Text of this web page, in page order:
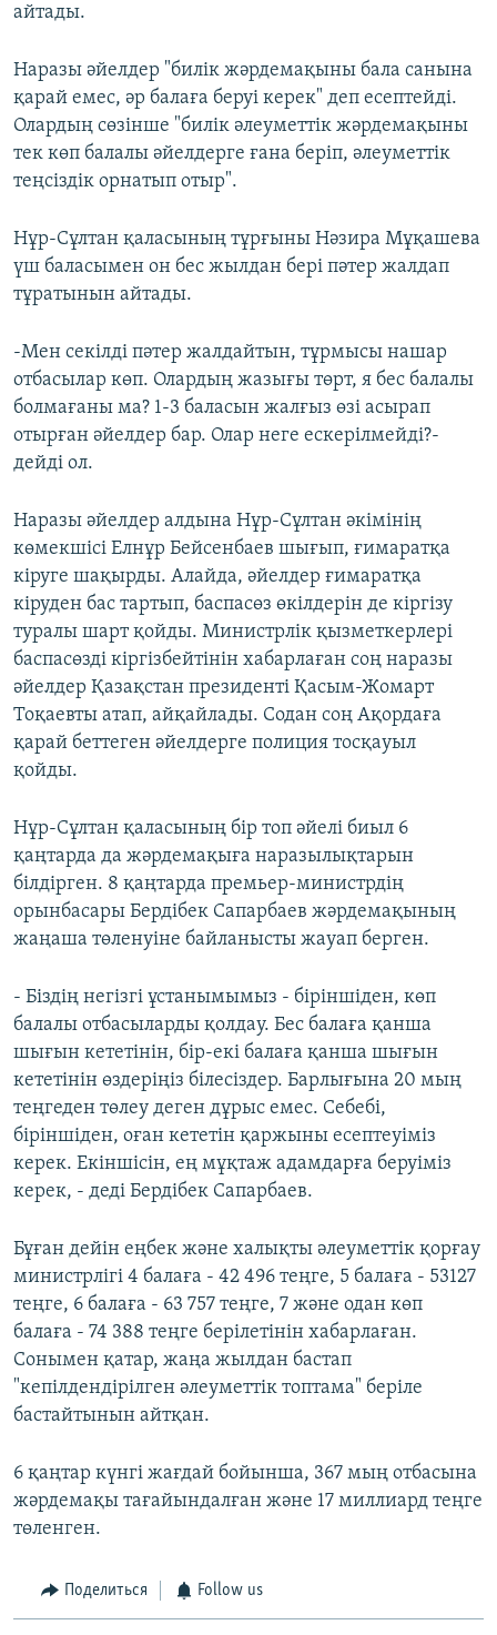
айтады.
Наразы әйелдер "билік жәрдемақыны бала санына
қарай емес, әр балаға беруі керек" деп есептейді.
Олардың сөзінше "билік әлеуметтік жәрдемақыны
тек көп балалы әйелдерге ғана беріп, әлеуметтік
теңсіздік орнатып отыр".
Нұр-Сұлтан қаласының тұрғыны Нәзира Мұқашева
үш баласымен он бес жылдан бері пәтер жалдап
тұратынын айтады.
-Мен секілді пәтер жалдайтын, тұрмысы нашар
отбасылар көп. Олардың жазығы төрт, я бес балалы
болмағаны ма? 1-3 баласын жалғыз өзі асырап
отырған әйелдер бар. Олар неге ескерілмейді?-
дейді ол.
Наразы әйелдер алдына Нұр-Сұлтан әкімінің
көмекшісі Елнұр Бейсенбаев шығып, ғимаратқа
кіруге шақырды. Алайда, әйелдер ғимаратқа
кіруден бас тартып, баспасөз өкілдерін де кіргізу
туралы шарт қойды. Министрлік қызметкерлері
баспасөзді кіргізбейтінін хабарлаған соң наразы
әйелдер Қазақстан президенті Қасым-Жомарт
Тоқаевты атап, айқайлады. Содан соң Ақордаға
қарай беттеген әйелдерге полиция тосқауыл
қойды.
Нұр-Сұлтан қаласының бір топ әйелі биыл 6
қаңтарда да жәрдемақыға наразылықтарын
білдірген. 8 қаңтарда премьер-министрдің
орынбасары Бердібек Сапарбаев жәрдемақының
жаңаша төленуіне байланысты жауап берген.
- Біздің негізгі ұстанымымыз - біріншіден, көп
балалы отбасыларды қолдау. Бес балаға қанша
шығын кететінін, бір-екі балаға қанша шығын
кететінін өздеріңіз білесіздер. Барлығына 20 мың
теңгеден төлеу деген дұрыс емес. Себебі,
біріншіден, оған кететін қаржыны есептеуіміз
керек. Екіншісін, ең мұқтаж адамдарға беруіміз
керек, - деді Бердібек Сапарбаев.
Бұған дейін еңбек және халықты әлеуметтік қорғау
министрлігі 4 балаға - 42 496 теңге, 5 балаға - 53127
теңге, 6 балаға - 63 757 теңге, 7 және одан көп
балаға - 74 388 теңге берілетінін хабарлаған.
Сонымен қатар, жаңа жылдан бастап
"кепілдендірілген әлеуметтік топтама" беріле
бастайтынын айтқан.
6 қаңтар күнгі жағдай бойынша, 367 мың отбасына
жәрдемақы тағайындалған және 17 миллиард теңге
төленген.
Поделиться Follow us